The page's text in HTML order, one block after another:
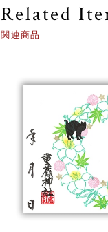
Related
関連商品